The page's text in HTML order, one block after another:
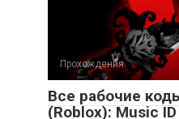
Прохождения
Все рабочие
(Roblox): Music